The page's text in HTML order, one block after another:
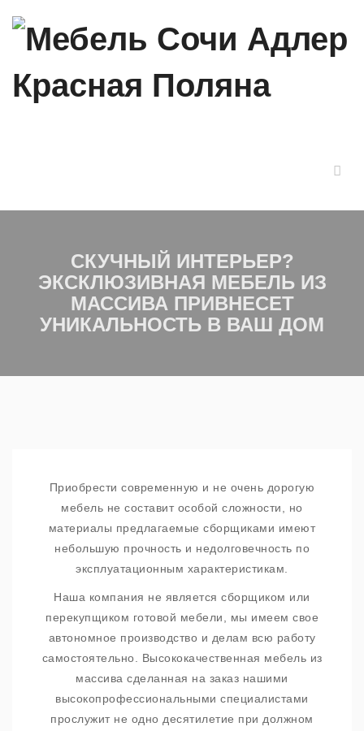
СКУЧНЫЙ ИНТЕРЬЕР?
ЭКСКЛЮЗИВНАЯ МЕБЕЛЬ ИЗ
МАССИВА ПРИВНЕСЕТ
УНИКАЛЬНОСТЬ В ВАШ ДОМ
Приобрести современную и не очень дорогую
мебель не составит особой сложности, но
материалы предлагаемые сборщиками имеют
небольшую прочность и недолговечность по
эксплуатационным характеристикам.
Наша компания не является сборщиком или
перекупщиком готовой мебели, мы имеем свое
автономное производство и делам всю работу
самостоятельно. Высококачественная мебель из
массива сделанная на заказ нашими
высокопрофессиональными специалистами
прослужит не одно десятилетие при должном